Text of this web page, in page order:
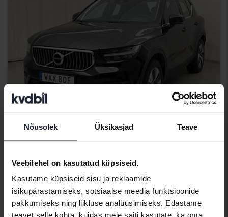
Nõusolek Üksikasjad Teave
Veebilehel on kasutatud küpsiseid.
Kasutame küpsiseid sisu ja reklaamide
isikupärastamiseks, sotsiaalse meedia funktsioonide
pakkumiseks ning liikluse analüüsimiseks. Edastame
teavet selle kohta, kuidas meie saiti kasutate, ka oma
Testitud
Volvo XC40
2021
119 480 km
Elektriline/bensiin
Åkersberga (Runö)
Juhtiv pakkumine: 152 000 SEK